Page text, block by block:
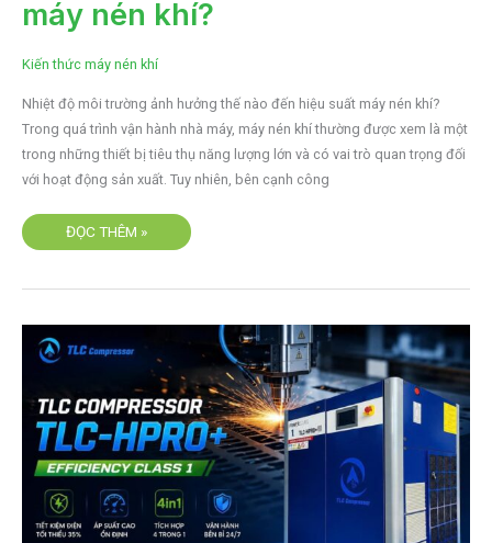
máy nén khí?
Kiến thức máy nén khí
Nhiệt độ môi trường ảnh hưởng thế nào đến hiệu suất máy nén khí?
Trong quá trình vận hành nhà máy, máy nén khí thường được xem là một
trong những thiết bị tiêu thụ năng lượng lớn và có vai trò quan trọng đối
với hoạt động sản xuất. Tuy nhiên, bên cạnh công
THẾ
NÀO
SUẤT
NÉN
KHÍ?
ĐỌC THÊM »